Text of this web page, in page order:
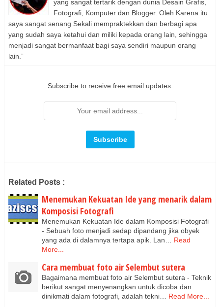
yang sangat tertarik dengan dunia Desain Grafis,
Fotografi, Komputer dan Blogger. Oleh Karena itu
saya sangat senang Sekali mempraktekkan dan berbagi apa
yang sudah saya ketahui dan miliki kepada orang lain, sehingga
menjadi sangat bermanfaat bagi saya sendiri maupun orang
lain.”
Subscribe to receive free email updates:
Related Posts :
Menemukan Kekuatan Ide yang menarik dalam
Komposisi Fotografi
Menemukan Kekuatan Ide dalam Komposisi Fotografi
- Sebuah foto menjadi sedap dipandang jika obyek
yang ada di dalamnya tertapa apik. Lan… Read
More...
Cara membuat foto air Selembut sutera
Bagaimana membuat foto air Selembut sutera - Teknik
berikut sangat menyenangkan untuk dicoba dan
dinikmati dalam fotografi, adalah tekni…
Read More...